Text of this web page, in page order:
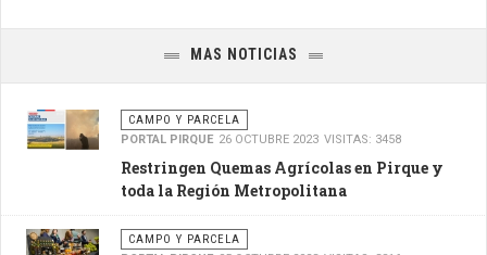
MAS NOTICIAS
CAMPO Y PARCELA
PORTAL PIRQUE 26 OCTUBRE 2023 VISITAS: 3458
Restringen Quemas Agrícolas en Pirque y
toda la Región Metropolitana
CAMPO Y PARCELA